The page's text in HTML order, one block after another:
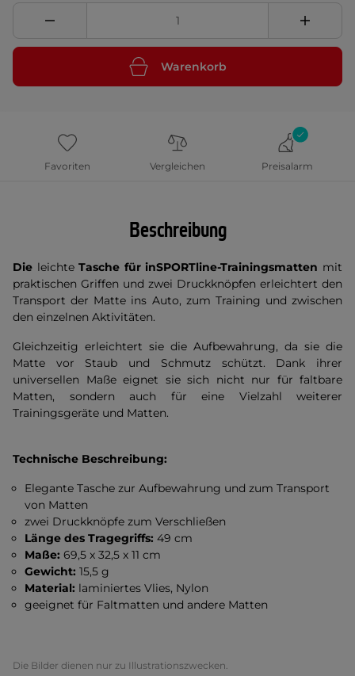
Warenkorb
Favoriten Vergleichen Preisalarm
Beschreibung
Die leichteTasche für inSPORTline-Trainingsmatten mit
praktischen Griffen und zwei Druckknöpfen erleichtert den
Transport der Matte ins Auto, zum Training und zwischen
den einzelnen Aktivitäten.
Gleichzeitig erleichtert sie die Aufbewahrung, da sie die
Matte vor Staub und Schmutz schützt. Dank ihrer
universellen Maße eignet sie sich nicht nur für faltbare
Matten, sondern auch für eine Vielzahl weiterer
Trainingsgeräte und Matten.
Technische Beschreibung:
Elegante Tasche zur Aufbewahrung und zum Transport
von Matten
zwei Druckknöpfe zum Verschließen
Länge des Tragegriffs:49 cm
Maße:69,5 x 32,5 x 11 cm
Gewicht:15,5 g
Material: laminiertes Vlies, Nylon
geeignet für Faltmatten und andere Matten
Die Bilder dienen nur zu Illustrationszwecken.